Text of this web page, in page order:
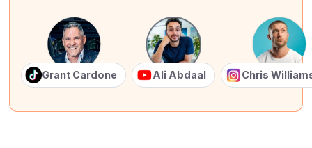
Grant Cardone Ali Abdaal Chris